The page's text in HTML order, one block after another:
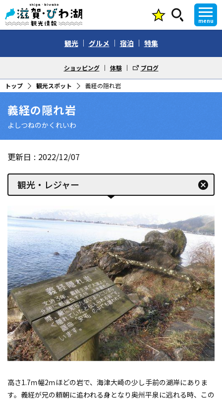
menu
観光 グルメ 宿泊 特集
ショッピング 体験 ブログ
トップ 観光スポット 義経の隠れ岩
義経の隠れ岩
よしつねのかくれいわ
更新日 2022/12/07
観光・レジャー cancel
高さ1.7ｍ幅2ｍほどの岩で、海津大崎の少し手前の湖岸にありま
す。義経が兄の頼朝に追われる身となり奥州平泉に逃れる時、この